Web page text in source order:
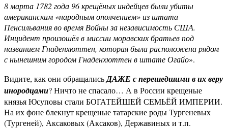
8 марта 1782 года 96 крещёных индейцев были убиты
американским «народным ополчением» из штата
Пенсильвания во время Войны за независимость США.
Инцидент произошёл в миссии моравских братьев под
названием Гнаденхюттен, которая была расположена рядом
с нынешним городом Гнаденхюттен в штате Огайо».
Видите, как они обращалисьДАЖЕ с перешедшими в их веру
инородцами? Ничто не спасало… А в России крещеные
князья Юсуповы стали БОГАТЕЙШЕЙ СЕМЬЁЙ ИМПЕРИИ.
На их фоне блекнут крещеные татарские роды Тургеневых
(Тургеней), Аксаковых (Аксаков), Державиных и т.п.